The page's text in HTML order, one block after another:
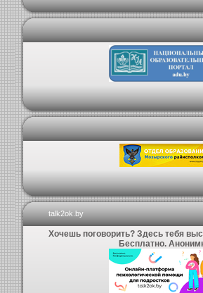
talk2ok.by
Хочешь поговорить? Здесь тебя
Бесплатно.